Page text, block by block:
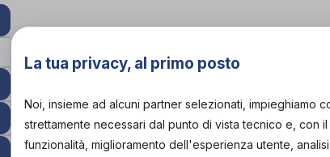
La tua privacy, al primo posto
Noi, insieme ad alcuni partner selezionati, impieghiamo
strettamente necessari dal punto di vista tecnico e, con
funzionalità, miglioramento dell'esperienza utente,